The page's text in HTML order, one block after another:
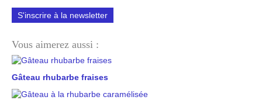
S'inscrire à la newsletter
Vous aimerez aussi :
Gâteau rhubarbe fraises